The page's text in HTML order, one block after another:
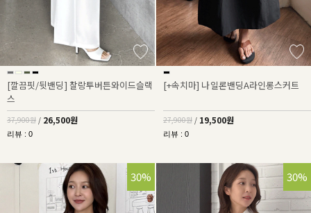
[깔끔핏/뒷밴딩] 찰랑투버튼와이드슬랙
스
37,900원 / 26,500원
리뷰 : 0
[+속치마] 나일론밴딩A라인롱스커트
27,900원 / 19,500원
리뷰 : 0
30% 30%